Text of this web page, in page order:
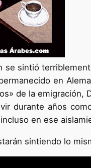
se sintió
en
de la
durante años
en ese
sintiendo lo